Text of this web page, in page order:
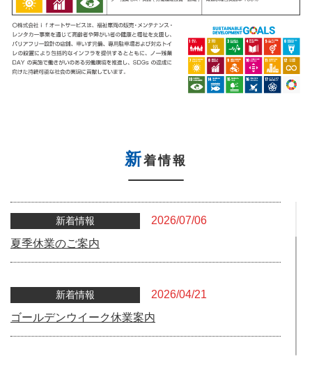
新着情報
新着情報
2026/07/06
夏季休業のご案内
新着情報
2026/04/21
ゴールデンウイーク休業案内